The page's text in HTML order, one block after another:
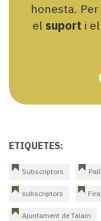
honesta.
el suport i el
ETIQUETES:
Subscriptors
subscriptors
Ajuntament de Talarn